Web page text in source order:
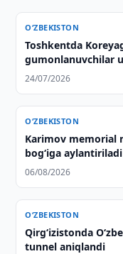
O‘ZBEKISTON
Toshkentda
gumonlanuvchilar
24/07/2026
O‘ZBEKISTON
Karimov memorial
bog‘iga aylantiriladi
06/08/2026
O‘ZBEKISTON
Qirg‘izistonda
tunnel aniqlandi